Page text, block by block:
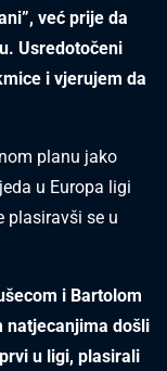
već prije da
Usredotočeni
i vjerujem da
planu jako
u Europa ligi
plasiravši se u
i Bartolom
natjecanjima došli
u ligi, plasirali